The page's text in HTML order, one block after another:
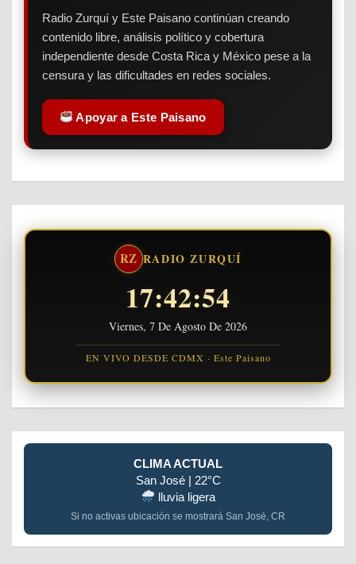
Radio Zurquí y Este Paisano continúan creando
contenido libre, análisis político y cobertura
independiente desde Costa Rica y México pese a la
censura y las dificultades en redes sociales.
Apoyar a Este Paisano
RZ RADIO ZURQUÍ
17:42:54
Viernes, 7 De Agosto De 2026
EN VIVO DESDE CDMX · Este Paisano
CLIMA ACTUAL
San José | 22°C
lluvia ligera
Si no activas ubicación se mostrará San José, CR